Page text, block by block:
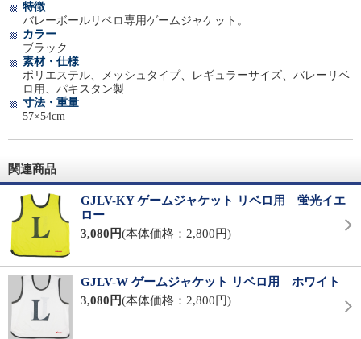
特徴
バレーボールリベロ専用ゲームジャケット。
カラー
ブラック
素材・仕様
ポリエステル、メッシュタイプ、レギュラーサイズ、バレーリベ
ロ用、パキスタン製
寸法・重量
57×54cm
関連商品
GJLV-KY ゲームジャケット リベロ用 蛍光イエ
ロー
3,080円(本体価格：2,800円)
GJLV-W ゲームジャケット リベロ用 ホワイト
3,080円(本体価格：2,800円)